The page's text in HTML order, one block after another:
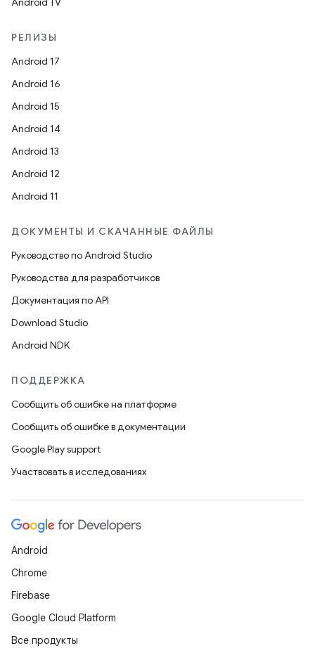
РЕЛИЗЫ
Android 17
Android 16
Android 15
Android 14
Android 13
Android 12
Android 11
ДОКУМЕНТЫ И СКАЧАННЫЕ ФАЙЛЫ
Руководство по Android Studio
Руководства для разработчиков
Документация по API
Download Studio
Android NDK
ПОДДЕРЖКА
Сообщить об ошибке на платформе
Сообщить об ошибке в документации
Google Play support
Участвовать в исследованиях
Android
Chrome
Firebase
Google Cloud Platform
Все продукты